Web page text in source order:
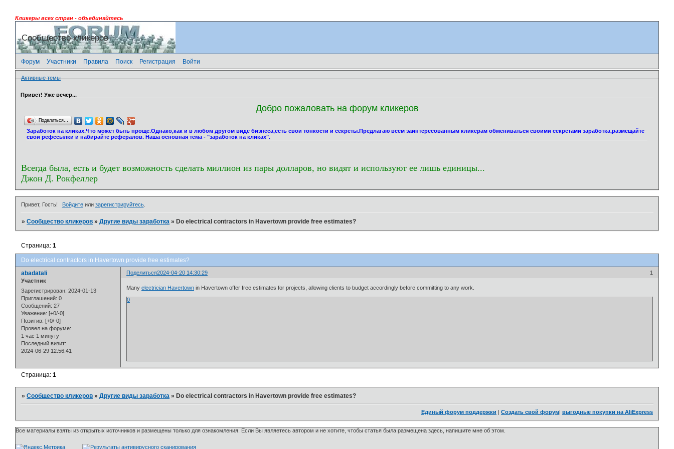
Кликеры всех стран - объединяйтесь
Сообщество кликеров
Форум Участники Правила Поиск Регистрация Войти
Активные темы
Привет! Уже вечер...
Добро пожаловать на форум кликеров
Поделиться…
Заработок на кликах.Что может быть проще.Однако,как и в любом другом виде бизнеса,есть свои тонкости и секреты.Предлагаю всем заинтересованным кликерам обмениваться своими секретами заработка,размещайте
свои рефссылки и набирайте рефералов. Наша основная тема - "заработок на кликах".
Всегда была, есть и будет возможность сделать миллион из пары долларов, но видят и используют ее лишь единицы...
Джон Д. Рокфеллер
Привет, Гость! Войдитеили зарегистрируйтесь.
»Сообщество кликеров »Другие виды заработка » Do electrical contractors in Havertown provide free estimates?
Do electrical contractors in Havertown provide free estimates?
Страница:1
Поделиться 1
2024-04-20 14:30:29
abadatali
Участник
Зарегистрирован: 2024-01-13
Приглашений: 0
Сообщений: 27
Уважение: [+0/-0]
Позитив: [+0/-0]
Провел на форуме:
1 час 1 минуту
Последний визит:
2024-06-29 12:56:41
Manyelectrician Havertown in Havertown offer free estimates for projects, allowing clients to budget accordingly before committing to any work.
0
Страница:1
»Сообщество кликеров »Другие виды заработка » Do electrical contractors in Havertown provide free estimates?
Единый форум поддержки | Создать свой форум| выгодные покупки на AliExpress
Все материалы взяты из открытых источников и размещены только для ознакомления. Если Вы являетесь автором и не хотите, чтобы статья была размещена здесь, напишите мне об этом.